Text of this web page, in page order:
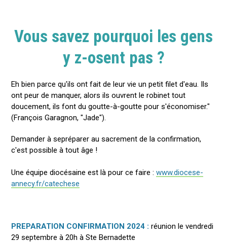
Vous savez pourquoi les gens
y z-osent pas ?
Eh bien parce qu'ils ont fait de leur vie un petit filet d'eau. Ils
ont peur de manquer, alors ils ouvrent le robinet tout
doucement, ils font du goutte-à-goutte pour s'économiser."
(François Garagnon, "Jade").
Demander à sepréparer au sacrement de la confirmation,
c'est possible à tout âge !
Une équipe diocésaine est là pour ce faire :www.diocese-
annecy.fr/catechese
PREPARATION CONFIRMATION 2024 : réunion le vendredi
29 septembre à 20h à Ste Bernadette